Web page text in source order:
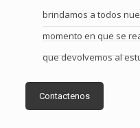
brindamos a todos
momento en que se
que devolvemos al
Contactenos